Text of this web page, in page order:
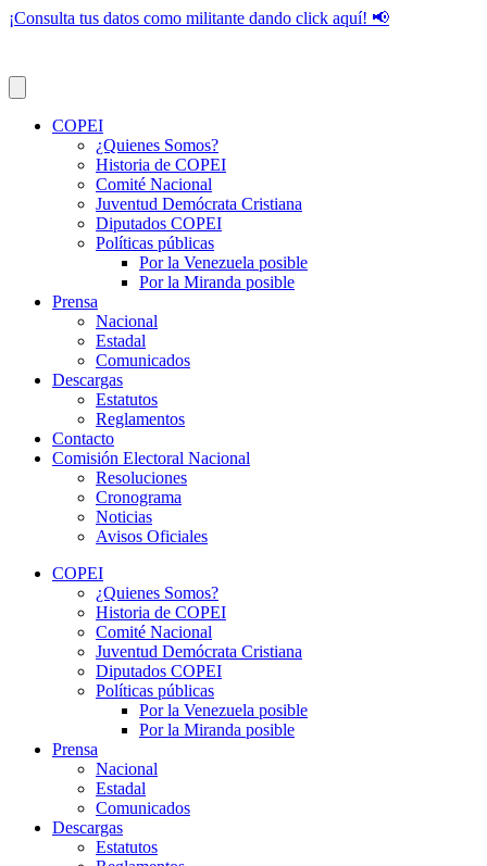
¡Consulta tus datos como militante dando click aquí! 📢
COPEI
¿Quienes Somos?
Historia de COPEI
Comité Nacional
Juventud Demócrata Cristiana
Diputados COPEI
Políticas públicas
Por la Venezuela posible
Por la Miranda posible
Prensa
Nacional
Estadal
Comunicados
Descargas
Estatutos
Reglamentos
Contacto
Comisión Electoral Nacional
Resoluciones
Cronograma
Noticias
Avisos Oficiales
COPEI
¿Quienes Somos?
Historia de COPEI
Comité Nacional
Juventud Demócrata Cristiana
Diputados COPEI
Políticas públicas
Por la Venezuela posible
Por la Miranda posible
Prensa
Nacional
Estadal
Comunicados
Descargas
Estatutos